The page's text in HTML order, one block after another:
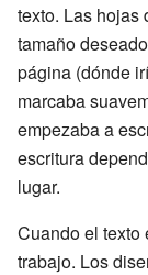
texto. Las hojas
tamaño
página (dónde
marcaba
empezaba a
escritura
lugar.
Cuando el texto
trabajo. Los